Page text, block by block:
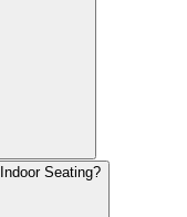
Seating?